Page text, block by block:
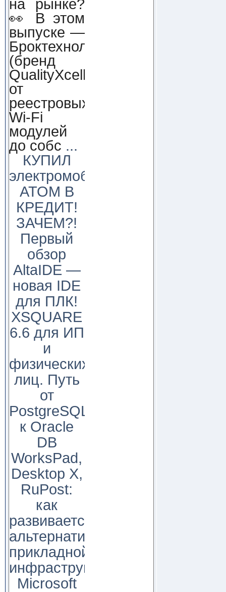
на рынке?
👀 В этом
выпуске —
Броктехнолоджи
(бренд
QualityXcellence):
от
реестровых
Wi-Fi
модулей
до собс ...
КУПИЛ
электромобиль
АТОМ В
КРЕДИТ!
ЗАЧЕМ?!
Первый
обзор
AltaIDE —
новая IDE
для ПЛК!
XSQUARE
6.6 для ИП
и
физических
лиц. Путь
от
PostgreSQL
к Oracle
DB
WorksPad,
Desktop X,
RuPost:
как
развивается
альтернатива
прикладной
инфраструктуре
Microsoft